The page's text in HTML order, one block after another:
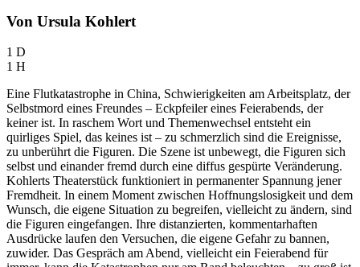
Von Ursula Kohlert
1 D
1 H
Eine Flutkatastrophe in China, Schwierigkeiten am Arbeitsplatz, der
Selbstmord eines Freundes – Eckpfeiler eines Feierabends, der
keiner ist. In raschem Wort und Themenwechsel entsteht ein
quirliges Spiel, das keines ist – zu schmerzlich sind die Ereignisse,
zu unberührt die Figuren. Die Szene ist unbewegt, die Figuren sich
selbst und einander fremd durch eine diffus gespürte Veränderung.
Kohlerts Theaterstück funktioniert in permanenter Spannung jener
Fremdheit. In einem Moment zwischen Hoffnungslosigkeit und dem
Wunsch, die eigene Situation zu begreifen, vielleicht zu ändern, sind
die Figuren eingefangen. Ihre distanzierten, kommentarhaften
Ausdrücke laufen den Versuchen, die eigene Gefahr zu bannen,
zuwider. Das Gespräch am Abend, vielleicht ein Feierabend für